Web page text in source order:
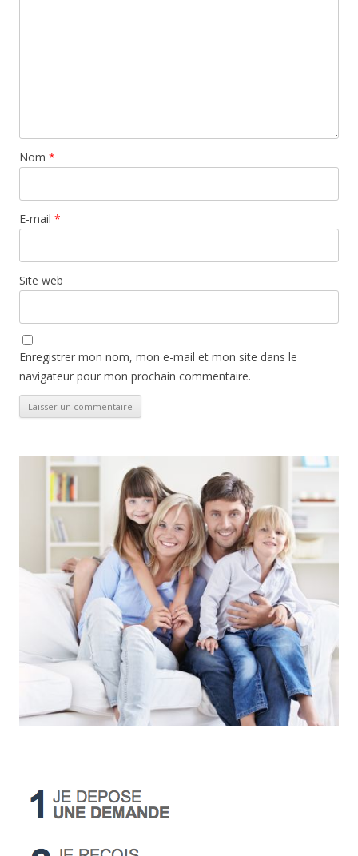
Nom *
E-mail *
Site web
Enregistrer mon nom, mon e-mail et mon site dans le
navigateur pour mon prochain commentaire.